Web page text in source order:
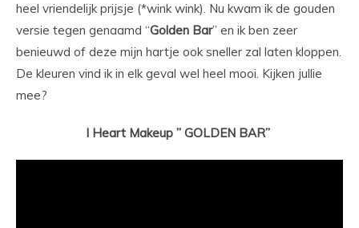
heel vriendelijk prijsje (*wink wink). Nu kwam ik de gouden
versie tegen genaamd “Golden Bar” en ik ben zeer
benieuwd of deze mijn hartje ook sneller zal laten kloppen.
De kleuren vind ik in elk geval wel heel mooi. Kijken jullie
mee?
I Heart Makeup ” GOLDEN BAR”